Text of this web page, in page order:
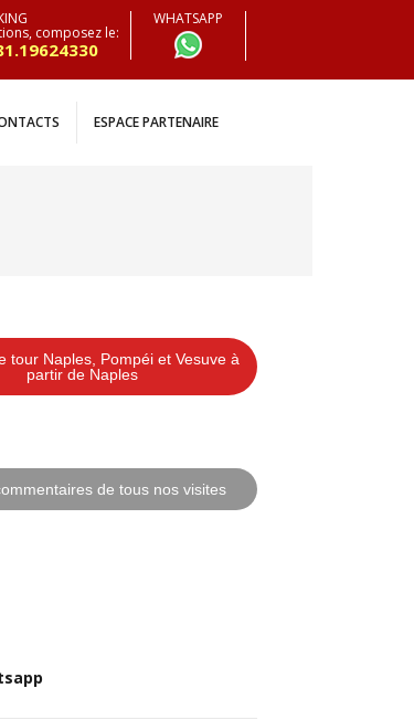
composez le:
WHATSAPP
ESPACE PARTENAIRE
tour Naples, Pompéi et Vesuve à
partir de Naples
de tous nos visites